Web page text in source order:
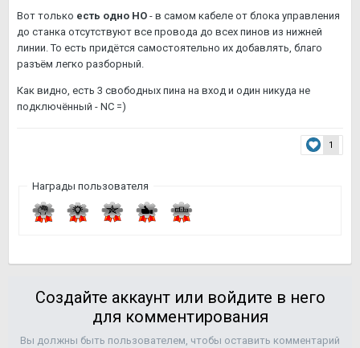
Вот только есть одно НО - в самом кабеле от блока управления
до станка отсутствуют все провода до всех пинов из нижней
линии. То есть придётся самостоятельно их добавлять, благо
разъём легко разборный.
Как видно, есть 3 свободных пина на вход и один никуда не
подключённый - NC =)
1
Награды пользователя
Создайте аккаунт или войдите в него
для комментирования
Вы должны быть пользователем, чтобы оставить комментарий